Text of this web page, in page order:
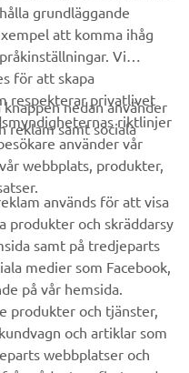
grundläggande
att komma ihåg
Vi
för att skapa
respekterar privatlivet
riktlinjer
använder vår
webbplats, produkter,
nedan använder
reklam samt sociala
används för att visa
produkter och skräddarsy
samt på tredjeparts
medier som Facebook,
på vår hemsida.
produkter och tjänster,
och artiklar som
webbplatser och